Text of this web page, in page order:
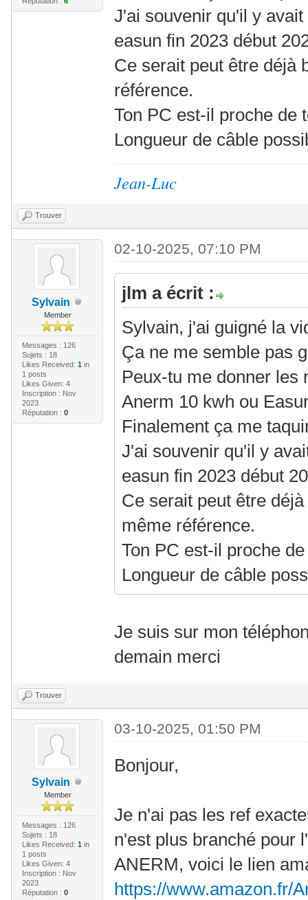
J'ai souvenir qu'il y
easun fin 2023 début
Ce serait peut être déjà
référence.
Ton PC est-il proche de
Longueur de câble
Jean-Luc
Trouver
Sylvain
Member
Messages : 126
Sujets : 18
Likes Received: 1in
1 posts
Likes Given: 4
Inscription : Nov
2023
Réputation : 0
02-10-2025, 07:10 PM
jlm a écrit :
Sylvain, j'ai guigné la
Ça ne me semble pas
Peux-tu me donner les
Anerm 10 kwh ou
Finalement ça me
J'ai souvenir qu'il y
easun fin 2023 début
Ce serait peut être
même référence.
Ton PC est-il proche
Longueur de câble
Je suis sur mon
demain merci
Trouver
Sylvain
Member
Messages : 126
Sujets : 18
Likes Received: 1in
1 posts
Likes Given: 4
Inscription : Nov
2023
Réputation : 0
03-10-2025, 01:50 PM
Bonjour,
Je n'ai pas les ref
n'est plus branché pour
ANERM, voici le lien
https://www.amazon.fr/